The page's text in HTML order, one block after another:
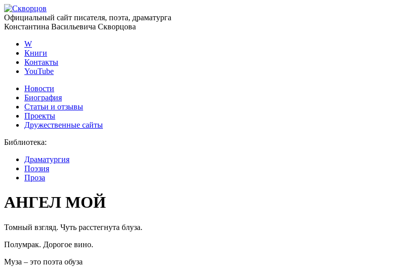
Официальный сайт писателя, поэта, драматурга
Константина Васильевича Скворцова
W
Книги
Контакты
YouTube
Новости
Биография
Статьи и отзывы
Проекты
Дружественные сайты
Библиотека:
Драматургия
Поэзия
Проза
АНГЕЛ МОЙ
Томный взгляд. Чуть расстегнута блуза.
Полумрак. Дорогое вино.
Муза – это поэта обуза